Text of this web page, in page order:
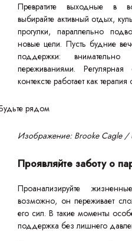
Превратите выходные в
выбирайте активный отдых,
прогулки, параллельно
новые цели. Пусть будние
поддержки:
переживаниями.
контексте работает как
Изображение: Brooke Cagle /
Проявляйте заботу о
Проанализируйте
возможно, он переживает
его сил. В такие моменты
поддержка без лишнего